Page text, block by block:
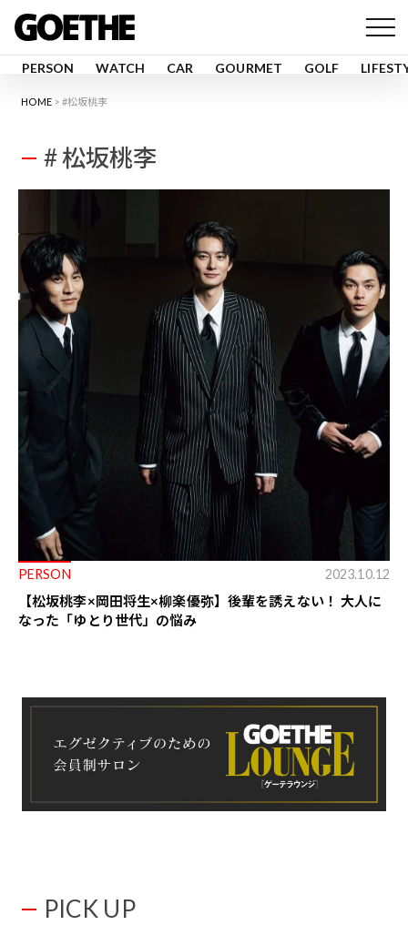
PERSON WATCH CAR GOURMET GOLF
HOME #松坂桃李
# 松坂桃李
PERSON 2023.10.12
【松坂桃李×岡田将生×柳楽優弥】後輩を誘えない！ 大人に
なった「ゆとり世代」の悩み
PICK UP